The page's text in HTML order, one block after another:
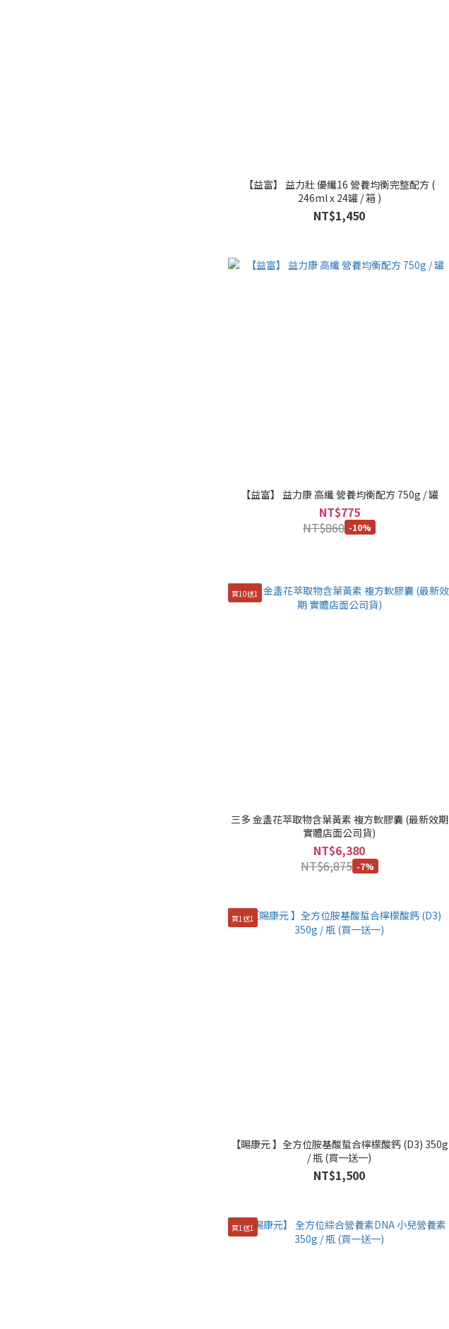
【益富】 益力壯 優纖16 營養均衡完整配方 (
246ml x 24罐 / 箱 )
NT$1,450
【益富】 益力康 高纖 營養均衡配方 750g / 罐
NT$775
NT$860 -10%
買10送1
三多 金盞花萃取物含葉黃素 複方軟膠囊 (最新效期
實體店面公司貨)
NT$6,380
NT$6,875 -7%
買1送1
【賜康元 】全方位胺基酸蜇合檸檬酸鈣 (D3) 350g
/ 瓶 (買一送一)
NT$1,500
買1送1